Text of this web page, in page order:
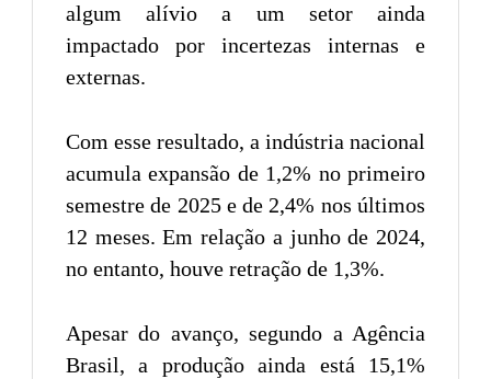
algum alívio a um setor ainda
impactado por incertezas internas e
externas.
Com esse resultado, a indústria nacional
acumula expansão de 1,2% no primeiro
semestre de 2025 e de 2,4% nos últimos
12 meses. Em relação a junho de 2024,
no entanto, houve retração de 1,3%.
Apesar do avanço, segundo a Agência
Brasil, a produção ainda está 15,1%